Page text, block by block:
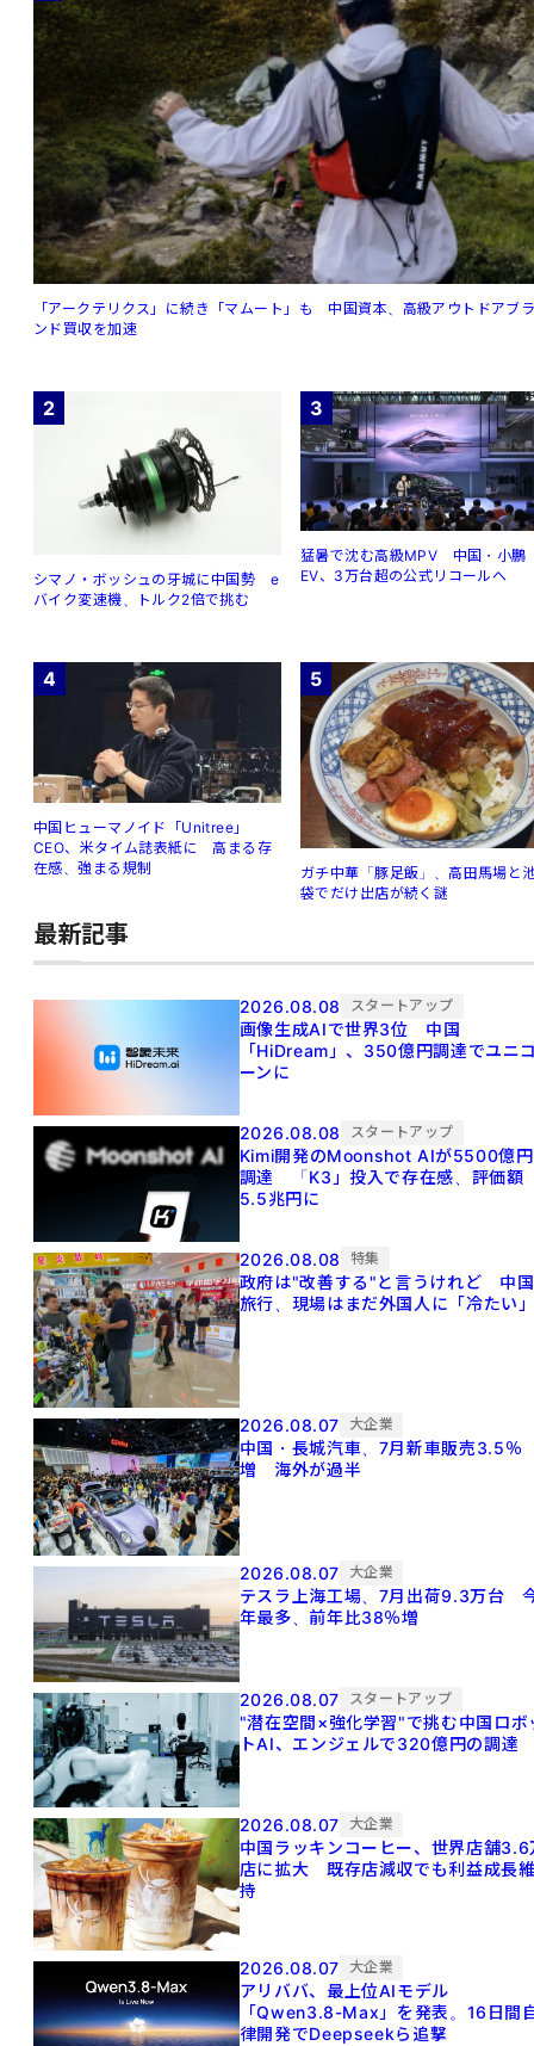
「アークテリクス」に続き「マムート」も 中国資本、高級アウトドアブ
ンド買収を加速
2
シマノ・ボッシュの牙城に中国勢 e
バイク変速機、トルク2倍で挑む
3
猛暑で沈む高級MPV 中国・小鵬
EV、3万台超の公式リコールへ
4
中国ヒューマノイド「Unitree」
CEO、米タイム誌表紙に 高まる存
在感、強まる規制
5
ガチ中華「豚足飯」、高田馬場と
袋でだけ出店が続く謎
最新記事
2026.08.08 スタートアップ
画像生成AIで世界3位 中国
「HiDream」、350億円調達でユニ
ーンに
2026.08.08 スタートアップ
Kimi開発のMoonshot AIが5500億円
調達 「K3」投入で存在感、評価額
5.5兆円に
2026.08.08 特集
政府は"改善する"と言うけれど 中国
旅行、現場はまだ外国人に「冷たい
2026.08.07 大企業
中国・長城汽車、7月新車販売3.5％
増 海外が過半
2026.08.07 大企業
テスラ上海工場、7月出荷9.3万台
年最多、前年比38％増
2026.08.07 スタートアップ
"潜在空間×強化学習"で挑む中国ロボ
トAI、エンジェルで320億円の調達
2026.08.07 大企業
中国ラッキンコーヒー、世界店舗3.6
店に拡大 既存店減収でも利益成長
持
2026.08.07 大企業
アリババ、最上位AIモデル
「Qwen3.8-Max」を発表。16日間
律開発でDeepseekら追撃